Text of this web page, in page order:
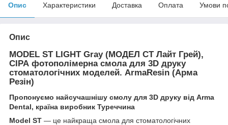
Опис Характеристики Доставка Оплата Умови
Опис
MODEL ST LIGHT Gray (МОДЕЛ СТ Лайт Грей),
СІРА фотополімерна смола для 3D друку
стоматологічних моделей. ArmaResin (Арма
Резін)
Пропонуємо найсучашнішу смолу для 3D друку від Arma
Dental, країна виробник Туреччина
Мodel ST — це найкраща смола для стоматологічних